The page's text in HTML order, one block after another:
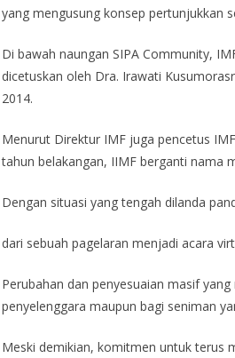
yang mengusung konsep pertunjukkan
Di bawah naungan SIPA Community,
dicetuskan oleh Dra. Irawati
2014.
Menurut Direktur IMF juga pencetus
tahun belakangan, IIMF berganti nama
Dengan situasi yang tengah dilanda
dari sebuah pagelaran menjadi acara
Perubahan dan penyesuaian masif
penyelenggara maupun bagi seniman
Meski demikian, komitmen untuk terus